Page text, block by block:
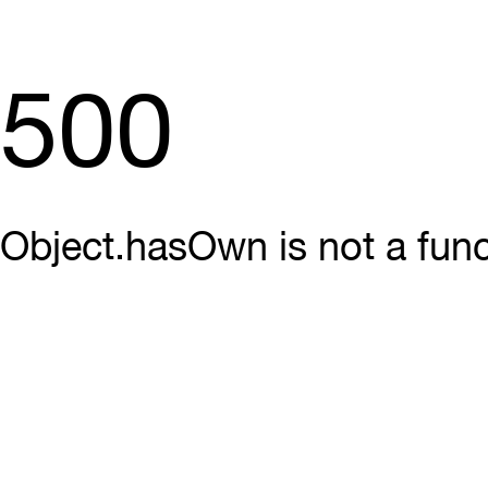
500
Object.hasOwn is not a